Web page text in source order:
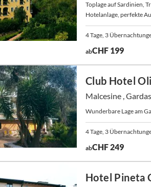
Toplage auf Sardinien,
Hotelanlage, perfekte
4 Tage, 3
abCHF 199
Club Hotel
Malcesine ,
Wunderbare Lage am
4 Tage, 3
abCHF 249
Hotel Pineta